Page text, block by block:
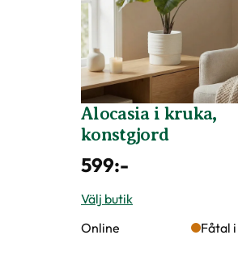
Alocasia i kruka,
konstgjord
599:-
Välj butik
Online
Fåtal